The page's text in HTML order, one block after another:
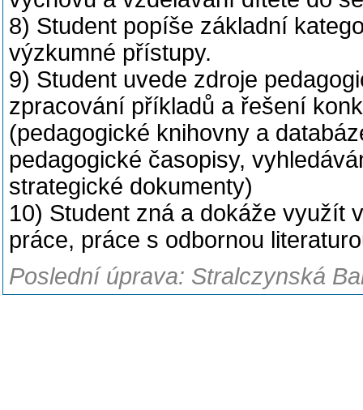
8) Student popíše základní
výzkumné přístupy.
9) Student uvede zdroje
zpracování příkladů a řešení
(pedagogické knihovny a
pedagogické časopisy,
strategické dokumenty)
10) Student zná a dokáže využít
práce, práce s odbornou
Poslední úprava: Stralczynská